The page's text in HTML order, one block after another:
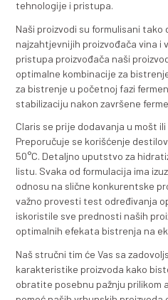
prehrambenoj industriji.
moštu i vinima vezano za
svojstva vina pokazuju da
klasi i da se može svrstati
se nude na tržištu.
Mikrobiološki testovi su
kvaliteta. Naši proizvodi
uslove za zaštitu zdravlja
Vodeći računa o
poštujući različite
odlučili smo da Claris
(Claris-p, Claris-p30,
sadržaja kalcijumskog,
formulaciji proizvoda. Na
da putem laboratorijskih